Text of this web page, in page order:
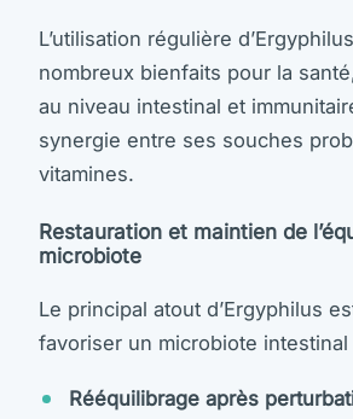
L’utilisation régulière
nombreux bienfaits pour la
au niveau intestinal et
synergie entre ses souches
vitamines.
Restauration et maintien de
microbiote
Le principal atout d’Ergyphilus
favoriser un microbiote
Rééquilibrage après